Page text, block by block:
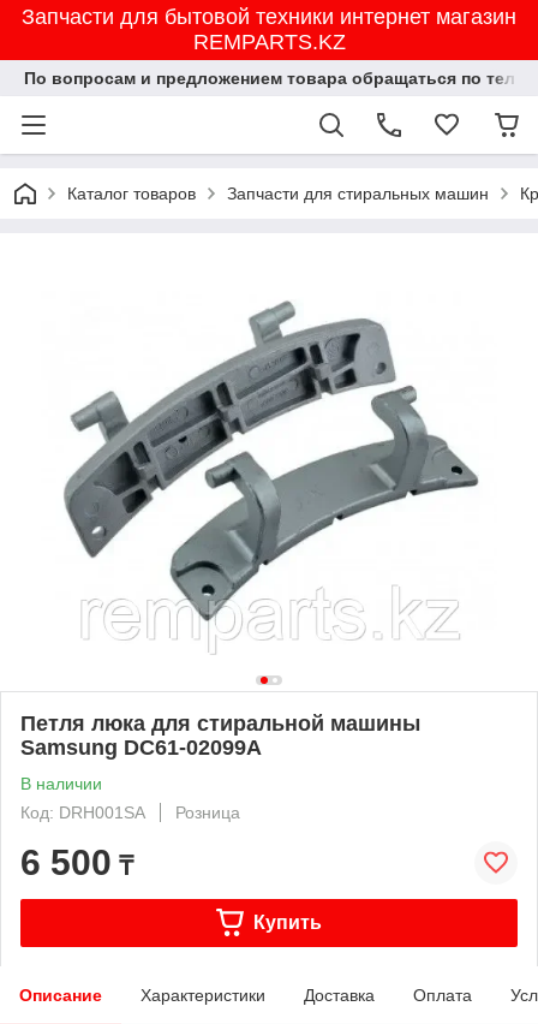
Запчасти для бытовой техники интернет магазин
REMPARTS.KZ
По вопросам и предложением товара обращаться по
Каталог товаров Запчасти для стиральных машин
Петля люка для стиральной машины
Samsung DC61-02099A
В наличии
Код: DRH001SA
Розница
6 500 ₸
Купить
Описание Характеристики Доставка Оплата